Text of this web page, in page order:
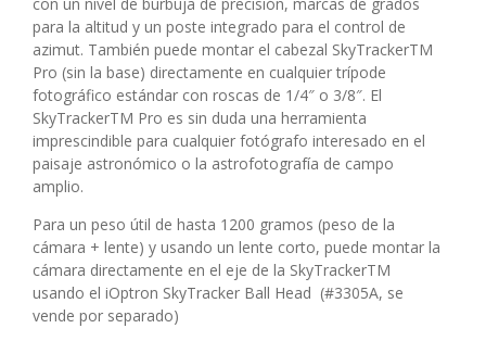
para la altitud y un poste integrado para el control de
azimut. También puede montar el cabezal SkyTrackerTM
Pro (sin la base) directamente en cualquier trípode
fotográfico estándar con roscas de 1/4″ o 3/8″. El
SkyTrackerTM Pro es sin duda una herramienta
imprescindible para cualquier fotógrafo interesado en el
paisaje astronómico o la astrofotografía de campo
amplio.
Para un peso útil de hasta 1200 gramos (peso de la
cámara + lente) y usando un lente corto, puede montar la
cámara directamente en el eje de la SkyTrackerTM
usando el iOptron SkyTracker Ball Head (#3305A, se
vende por separado)